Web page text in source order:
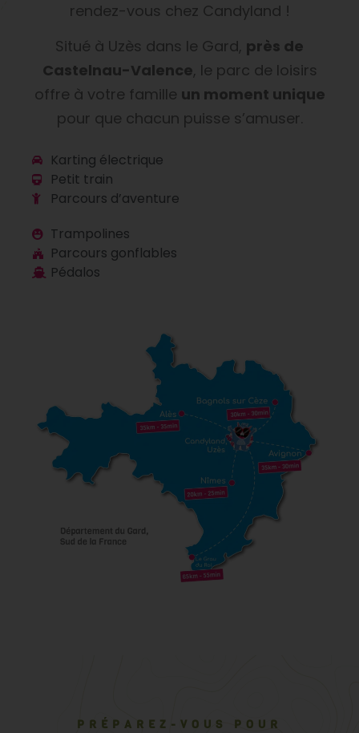
rendez-vous chez Candyland !
Situé à Uzès dans le Gard, près de
Castelnau-Valence, le parc de loisirs
offre à votre famille un moment unique
pour que chacun puisse s’amuser.
Karting électrique
Petit train
Parcours d’aventure
Trampolines
Parcours gonflables
Pédalos
PRÉPAREZ-VOUS POUR